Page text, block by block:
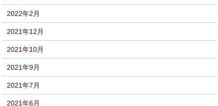
2022年2月
2021年12月
2021年10月
2021年9月
2021年7月
2021年6月